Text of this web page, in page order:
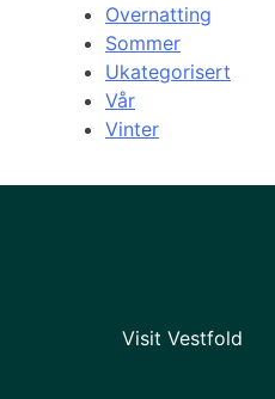
Overnatting
Sommer
Ukategorisert
Vår
Vinter
Visit Vestfold